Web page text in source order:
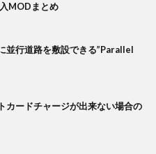
MODまとめ
行道路を敷設できる”Parallel
ードチャージが出来ない場合の